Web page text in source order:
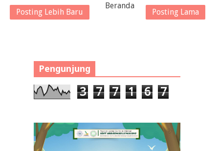
Posting Lebih Baru Posting Lama
Beranda
Pengunjung
3 7 7 1 6 7